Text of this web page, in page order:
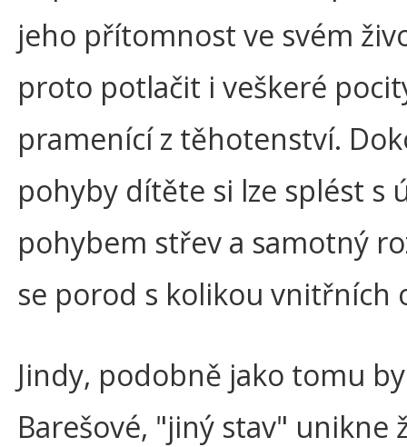
jeho přítomnost ve svém
proto potlačit i veškeré
pramenící z těhotenství.
pohyby dítěte si lze splést s
pohybem střev a samotný
se porod s kolikou vnitřních
Jindy, podobně jako tomu
Barešové, "jiný stav" unikne